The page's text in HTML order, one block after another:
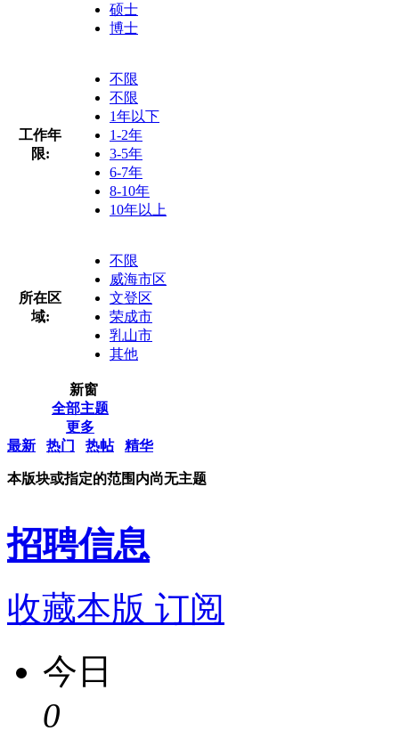
硕士
博士
工作年
限:
不限
不限
1年以下
1-2年
3-5年
6-7年
8-10年
10年以上
所在区
域:
不限
威海市区
文登区
荣成市
乳山市
其他
新窗
全部主题
更多
最新
热门 热帖 精华
本版块或指定的范围内尚无主题
招聘信息
收藏本版 订阅
今日
0